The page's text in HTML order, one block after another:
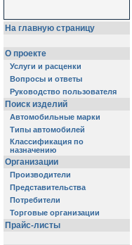
На главную страницу
О проекте
Услуги и расценки
Вопросы и ответы
Руководство пользователя
Поиск изделий
Автомобильные марки
Типы автомобилей
Классификация по
назначению
Организации
Производители
Представительства
Потребители
Торговые организации
Прайс-листы